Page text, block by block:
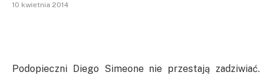
10 kwietnia 2014
Podopieczni Diego Simeone nie przestają zadziwiać.